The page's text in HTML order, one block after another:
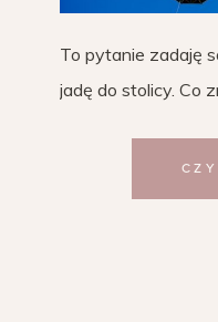
To pytanie zadaję
jadę do stolicy. Co